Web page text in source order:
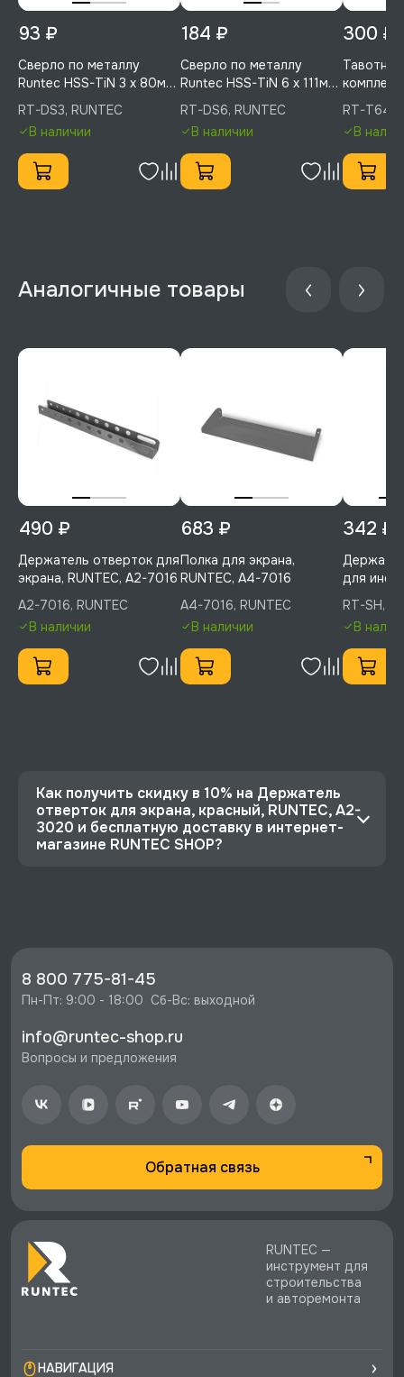
93 ₽
Сверло по металлу
Runtec HSS-TiN 3 x 80мм
HEX 1/4", RT-DS3
RT-DS3, RUNTEC
В наличии
184 ₽
Сверло по металлу
Runtec HSS-TiN 6 x 111мм
HEX 1/4", RT-DS6
RT-DS6, RUNTEC
В наличии
300 ₽
RT-T645,
В
490 ₽
Держатель отверток для
экрана, RUNTEC, A2-7016
A2-7016, RUNTEC
В наличии
683 ₽
Полка для экрана,
RUNTEC, A4-7016
A4-7016, RUNTEC
В наличии
342 ₽
для
телег
RUNTEC,
RT-SH,
В
Как получить скидку в 10% на Держатель
отверток для экрана, красный, RUNTEC, A2-
3020 и бесплатную доставку в интернет-
магазине RUNTEC SHOP?
руб.
⚡️ Бесплатная доставка в Москве, Санкт-
стоимости заказа.
8 800 775-81-45
Пн-Пт: 9:00 - 18:00  Сб-Вс: выходной
info@runtec-shop.ru
Вопросы и предложения
Обратная связь
RUNTEC —
инструмент для
строительства
и авторемонта
НАВИГАЦИЯ